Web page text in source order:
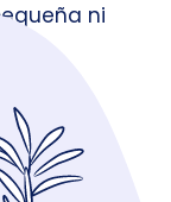
ni